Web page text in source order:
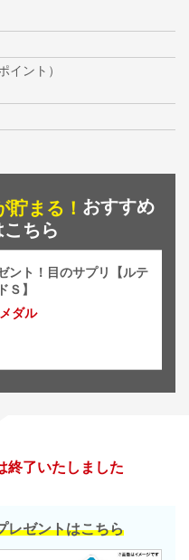
イント）
貯まる！ おすすめ
ちら
ント！目のサプリ【ルテ
Ｓ】
ダル
終了いたしました
レゼントはこちら